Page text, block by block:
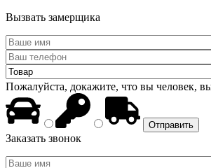
Вызвать замерщика
Пожалуйста, докажите, что вы человек,
Заказать звонок